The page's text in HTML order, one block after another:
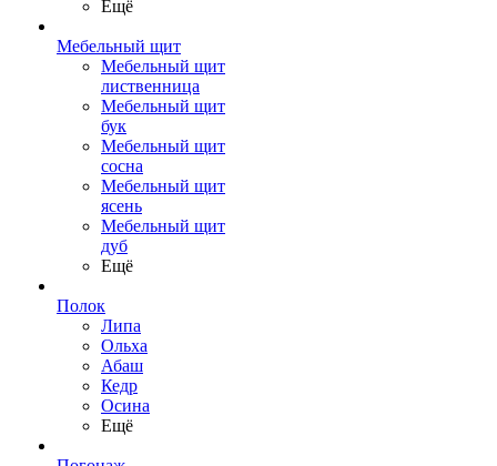
Ещё
Мебельный щит
Мебельный щит
лиственница
Мебельный щит
бук
Мебельный щит
сосна
Мебельный щит
ясень
Мебельный щит
дуб
Ещё
Полок
Липа
Ольха
Абаш
Кедр
Осина
Ещё